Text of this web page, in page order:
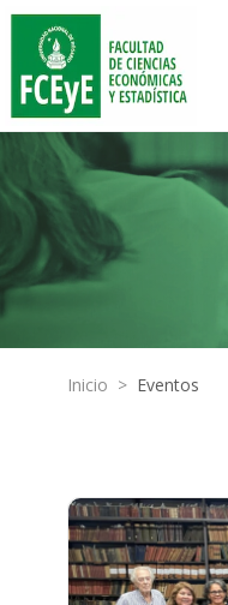
Inicio > Eventos